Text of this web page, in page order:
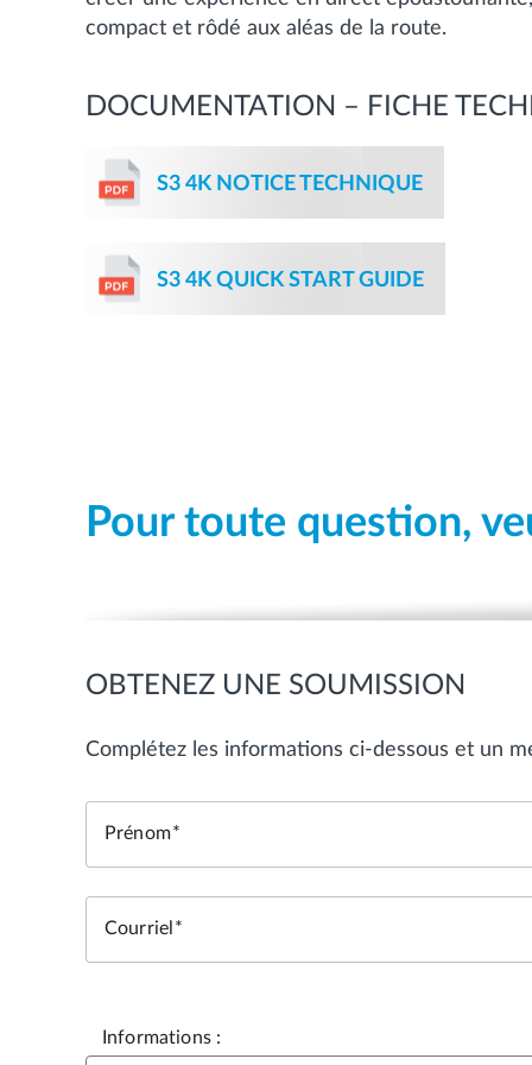
compact et rôdé aux aléas de la route.
DOCUMENTATION – FICHE
S3 4K NOTICE TECHNIQUE
S3 4K QUICK START GUIDE
Pour toute question,
OBTENEZ UNE SOUMISSION
Complétez les informations ci-dessous et un
Prénom
Courriel
Informations :